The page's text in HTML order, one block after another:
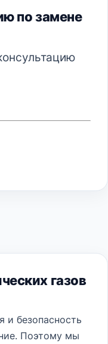
по замене
газов
безопасность
Поэтому мы